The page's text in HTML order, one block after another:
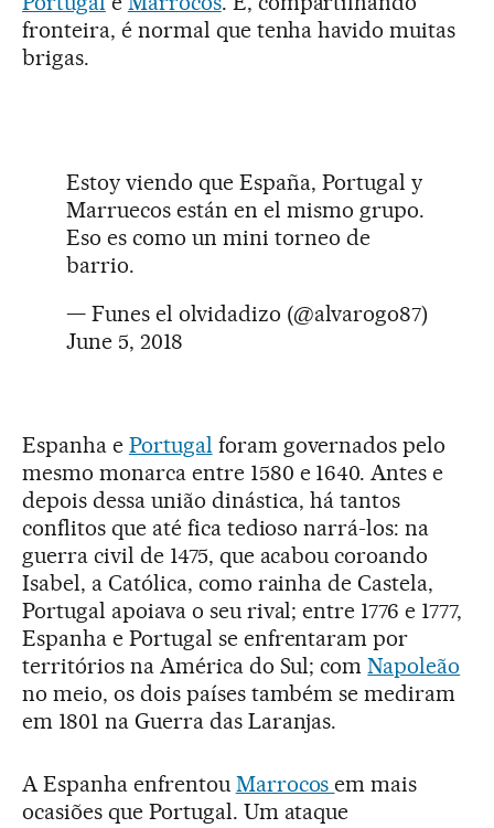
fronteira, é normal que tenha havido muitas
brigas.
Estoy viendo que España, Portugal y
Marruecos están en el mismo grupo.
Eso es como un mini torneo de
barrio.
— Funes el olvidadizo (@alvarogo87)
June 5, 2018
Espanha e Portugal foram governados pelo
mesmo monarca entre 1580 e 1640. Antes e
depois dessa união dinástica, há tantos
conflitos que até fica tedioso narrá-los: na
guerra civil de 1475, que acabou coroando
Isabel, a Católica, como rainha de Castela,
Portugal apoiava o seu rival; entre 1776 e 1777,
Espanha e Portugal se enfrentaram por
territórios na América do Sul; comNapoleão
no meio, os dois países também se mediram
em 1801 na Guerra das Laranjas.
A Espanha enfrentou Marrocosem mais
ocasiões que Portugal. Um ataque